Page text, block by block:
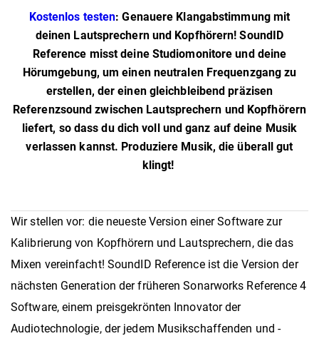
Kostenlos testen: Genauere Klangabstimmung mit
deinen Lautsprechern und Kopfhörern! SoundID
Reference misst deine Studiomonitore und deine
Hörumgebung, um einen neutralen Frequenzgang zu
erstellen, der einen gleichbleibend präzisen
Referenzsound zwischen Lautsprechern und Kopfhörern
liefert, so dass du dich voll und ganz auf deine Musik
verlassen kannst. Produziere Musik, die überall gut
klingt!
Wir stellen vor: die neueste Version einer Software zur
Kalibrierung von Kopfhörern und Lautsprechern, die das
Mixen vereinfacht! SoundID Reference ist die Version der
nächsten Generation der früheren Sonarworks Reference 4
Software, einem preisgekrönten Innovator der
Audiotechnologie, der jedem Musikschaffenden und -